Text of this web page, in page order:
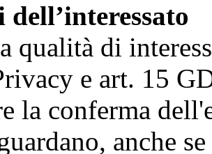
qualità di
e art. 15
la conferma
anche